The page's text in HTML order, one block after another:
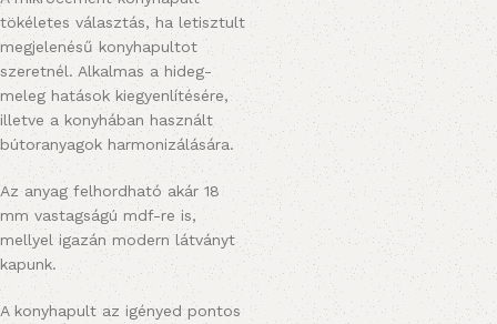
tökéletes választás, ha letisztult
megjelenésű konyhapultot
szeretnél. Alkalmas a hideg-
meleg hatások kiegyenlítésére,
illetve a konyhában használt
bútoranyagok harmonizálására.
Az anyag felhordható akár 18
mm vastagságú mdf-re is,
mellyel igazán modern látványt
kapunk.
A konyhapult az igényed pontos